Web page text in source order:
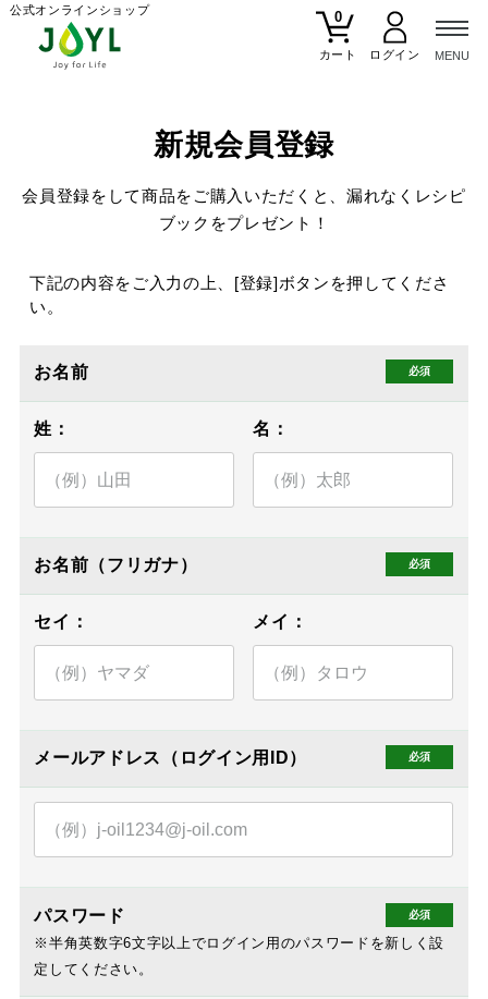
公式オンラインショップ
0
カート
新規会員登録
会員登録をして商品をご購入いただくと、漏れなくレシピ
ブックをプレゼント！
下記の内容をご入力の上、[登録]ボタンを押してくださ
い。
お名前
お名前（フリガナ）
メールアドレス（ログイン用ID）
パスワード
※半角英数字6文字以上でログイン用のパスワードを新しく設
定してください。